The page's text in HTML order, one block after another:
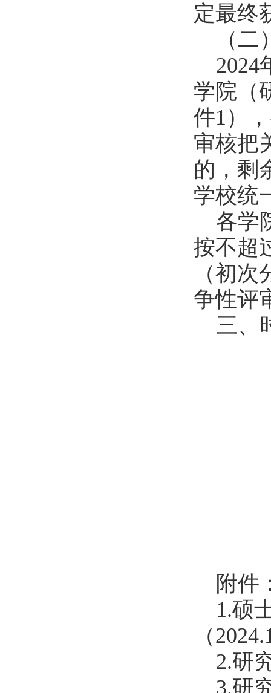
定最终
（
2024
学院（
件1）
审核把
的，剩
学校统
各学
按不超
（初
争性评
三、
附件
1.硕
（
2.研
3.研